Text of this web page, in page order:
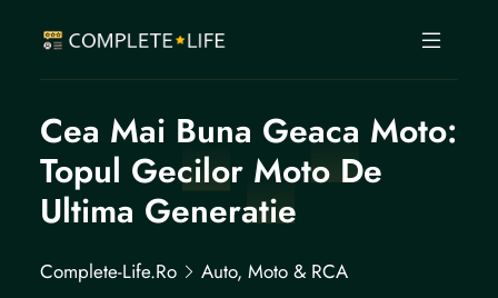
Cea Mai Buna Geaca Moto:
Topul Gecilor Moto De
Ultima Generatie
Complete-Life.ro Auto, Moto & RCA